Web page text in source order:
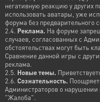
негативную реакцию у других
использовать аватары, уже
форума без предварительного
2.4. Реклама. На форуме
случаев, согласованных с
обстоятельствах могут быть
Сравнение данной игры с
реклама.
2.5. Новые темы.
2.6. Сознательность.
Администраторов о
"Жалоба".